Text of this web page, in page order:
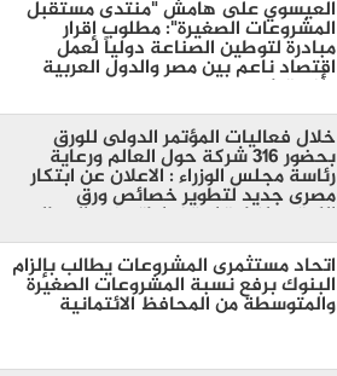
العيسوي على هامش "منتدى مستقبل
المشروعات الصغيرة": مطلوب إقرار
مبادرة لتوطين الصناعة دولياً لعمل
اقتصاد ناعم بين مصر والدول العربية
وأفريقيا
خلال فعاليات المؤتمر الدولى للورق
بحضور 316 شركة حول العالم ورعاية
رئاسة مجلس الوزراء : الاعلان عن ابتكار
مصرى جديد لتطوير خصائص ورق
الكرتون لزيادة استخداماته فى المجال
الصناعى والتجاري
اتحاد مستثمرى المشروعات يطالب بإلزام
البنوك برفع نسبة المشروعات الصغيرة
والمتوسطة من المحافظ الائتمانية